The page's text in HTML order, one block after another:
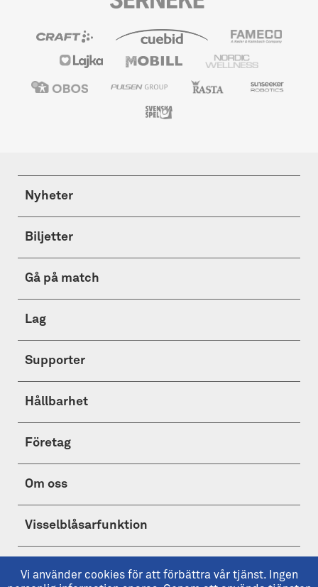
Nyheter
Biljetter
Gå på match
Lag
Supporter
Hållbarhet
Företag
Om oss
Visselblåsarfunktion
Vi använder cookies för att förbättra vår tjänst. Ingen